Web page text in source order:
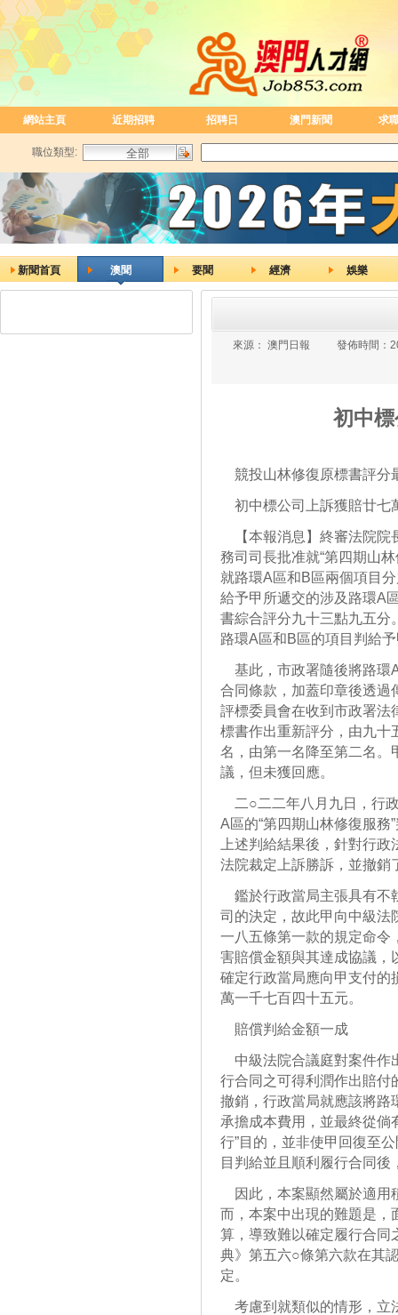
網站主頁 近期招聘 招聘日 澳門新聞 求
職位類型:
新聞首頁 澳聞 要聞 經濟 娛樂
來源： 澳門日報 發佈時間：
初中
競投山林修復原標書評分
初中標公司上訴獲賠廿七
【本報消息】終審法院院
務司司長批准就“第四期山
就路環A區和B區兩個項目
給予甲所遞交的涉及路環A
書綜合評分九十三點九五分
路環A區和B區的項目判給
基此，市政署隨後將路環
合同條款，加蓋印章後透過
評標委員會在收到市政署法
標書作出重新評分，由九十
名，由第一名降至第二名。
議，但未獲回應。
二○二二年八月九日，行
A區的“第四期山林修復服
上述判給結果後，針對行
法院裁定上訴勝訴，並撤銷
鑑於行政當局主張具有不
司的決定，故此甲向中級法
一八五條第一款的規定命令
害賠償金額與其達成協議，
確定行政當局應向甲支付的
萬一千七百四十五元。
賠償判給金額一成
中級法院合議庭對案件作
行合同之可得利潤作出賠付
撤銷，行政當局就應該將路
承擔成本費用，並最終從倘
行”目的，並非使甲回復至
目判給並且順利履行合同後
因此，本案顯然屬於適用
而，本案中出現的難題是，
算，導致難以確定履行合同
典》第五六○條第六款在其
定。
考慮到就類似的情形，立